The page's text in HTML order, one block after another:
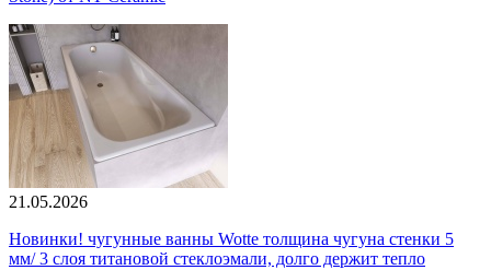
21.05.2026
Новинки! чугунные ванны Wotte толщина чугуна стенки 5
мм/ 3 слоя титановой стеклоэмали, долго держит тепло